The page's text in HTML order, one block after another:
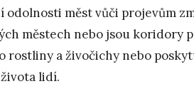
měst vůči projevům
městech nebo jsou koridory
rostliny a živočichy nebo
lidí.